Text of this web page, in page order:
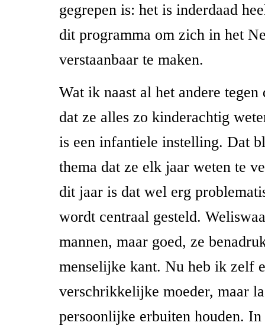
gegrepen is: het is inderdaad
dit programma om zich in het
verstaanbaar te maken.
Wat ik naast al het andere tegen
dat ze alles zo kinderachtig
is een infantiele instelling. Dat
thema dat ze elk jaar weten te
dit jaar is dat wel erg
wordt centraal gesteld.
mannen, maar goed, ze
menselijke kant. Nu heb ik zelf
verschrikkelijke moeder, maar
persoonlijke erbuiten houden.